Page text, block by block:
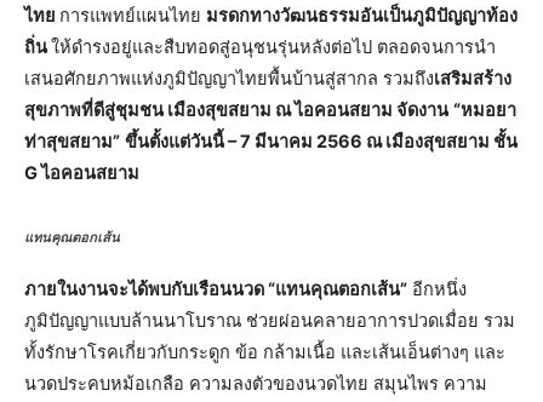
ไทย การแพทย์แผนไทย มรดกทางวัฒนธรรมอันเป็นภูมิปัญญาท้อง
ถิ่นให้ดำรงอยู่และสืบทอดสู่อนุชนรุ่นหลังต่อไป ตลอดจนการนำ
เสนอศักยภาพแห่งภูมิปัญญาไทยพื้นบ้านสู่สากล รวมถึงเสริมสร้าง
สุขภาพที่ดีสู่ชุมชน เมืองสุขสยาม ณ ไอคอนสยาม จัดงาน “หมอยา
ท่าสุขสยาม” ขึ้นตั้งแต่วันนี้ – 7 มีนาคม 2566 ณ เมืองสุขสยาม ชั้น
G ไอคอนสยาม
แทนคุณตอกเส้น
ภายในงานจะได้พบกับเรือนนวด “แทนคุณตอกเส้น” อีกหนึ่ง
ภูมิปัญญาแบบล้านนาโบราณ ช่วยผ่อนคลายอาการปวดเมื่อย รวม
ทั้งรักษาโรคเกี่ยวกับกระดูก ข้อ กล้ามเนื้อ และเส้นเอ็นต่างๆ และ
นวดประคบหม้อเกลือ ความลงตัวของนวดไทย สมุนไพร ความ